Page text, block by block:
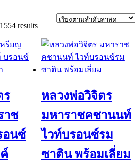
resultsSorted
latest
ร
าช
อนซ์
หลวงพ่อวิจิตร
มหาราชคชานนท์
ไวท์บรอนซ์รม
ซาติน พร้อมเลี่ยม